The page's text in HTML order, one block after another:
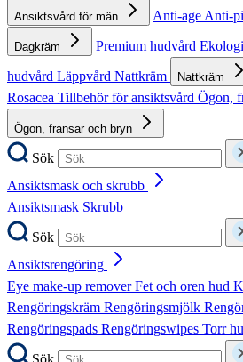
Ansiktsvård för män Anti-ageAnti-
Dagkräm Premium hudvård
hudvård Läppvård Nattkräm Nattkräm
Rosacea Tillbehör för ansiktsvård Ögon,
Ögon, fransar och bryn
Sök
Ansiktsmask och skrubb
Ansiktsmask Skrubb
Sök
Ansiktsrengöring
Eye make-up removerFet och oren hud
Rengöringskräm Rengöringsmjölk
Rengöringspads Rengöringswipes Torr